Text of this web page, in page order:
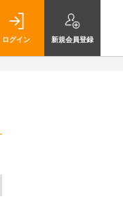
ログイン 新規会員登録